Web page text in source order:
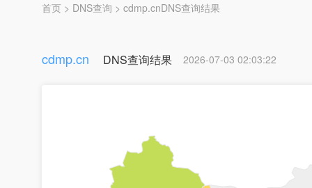
首页 > DNS查询 > cdmp.cnDNS查询结果
cdmp.cn DNS查询结果 2026-07-03 02:03:22